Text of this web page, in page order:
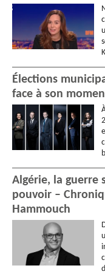
Élections
face à son
Algérie, la guerre
pouvoir –
Hammouch